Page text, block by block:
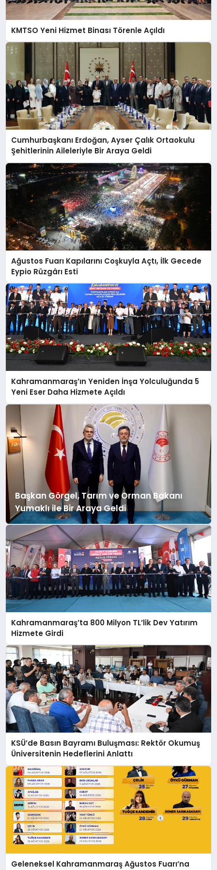
KMTSO Yeni Hizmet Binası Törenle Açıldı
Cumhurbaşkanı Erdoğan, Ayser Çalık Ortaokulu
Şehitlerinin Aileleriyle Bir Araya Geldi
Ağustos Fuarı Kapılarını Coşkuyla Açtı, İlk Gecede
Eypio Rüzgârı Esti
Kahramanmaraş’ın Yeniden İnşa Yolculuğunda 5
Yeni Eser Daha Hizmete Açıldı
Başkan Görgel, Tarım ve Orman Bakanı
Yumaklı ile Bir Araya Geldi
Kahramanmaraş’ta 800 Milyon TL’lik Dev Yatırım
Hizmete Girdi
KSÜ’de Basın Bayramı Buluşması: Rektör Okumuş
Üniversitenin Hedeflerini Anlattı
Geleneksel Kahramanmaraş Ağustos Fuarı’na